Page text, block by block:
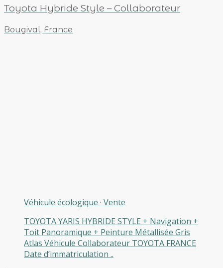
Toyota Hybride Style – Collaborateur
Bougival, France
Véhicule écologique · Vente
TOYOTA YARIS HYBRIDE STYLE + Navigation +
Toit Panoramique + Peinture Métallisée Gris
Atlas Véhicule Collaborateur TOYOTA FRANCE
Date d’immatriculation ..